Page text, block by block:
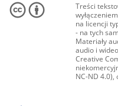
Treści
na licencji
- na tych
Materiały
audio i
Creative
NC-ND